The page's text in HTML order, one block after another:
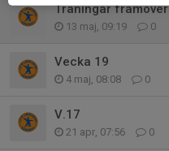
Träningar framöver
13 maj, 09:19 0
Vecka 19
4 maj, 08:08 0
V.17
21 apr, 07:56 0